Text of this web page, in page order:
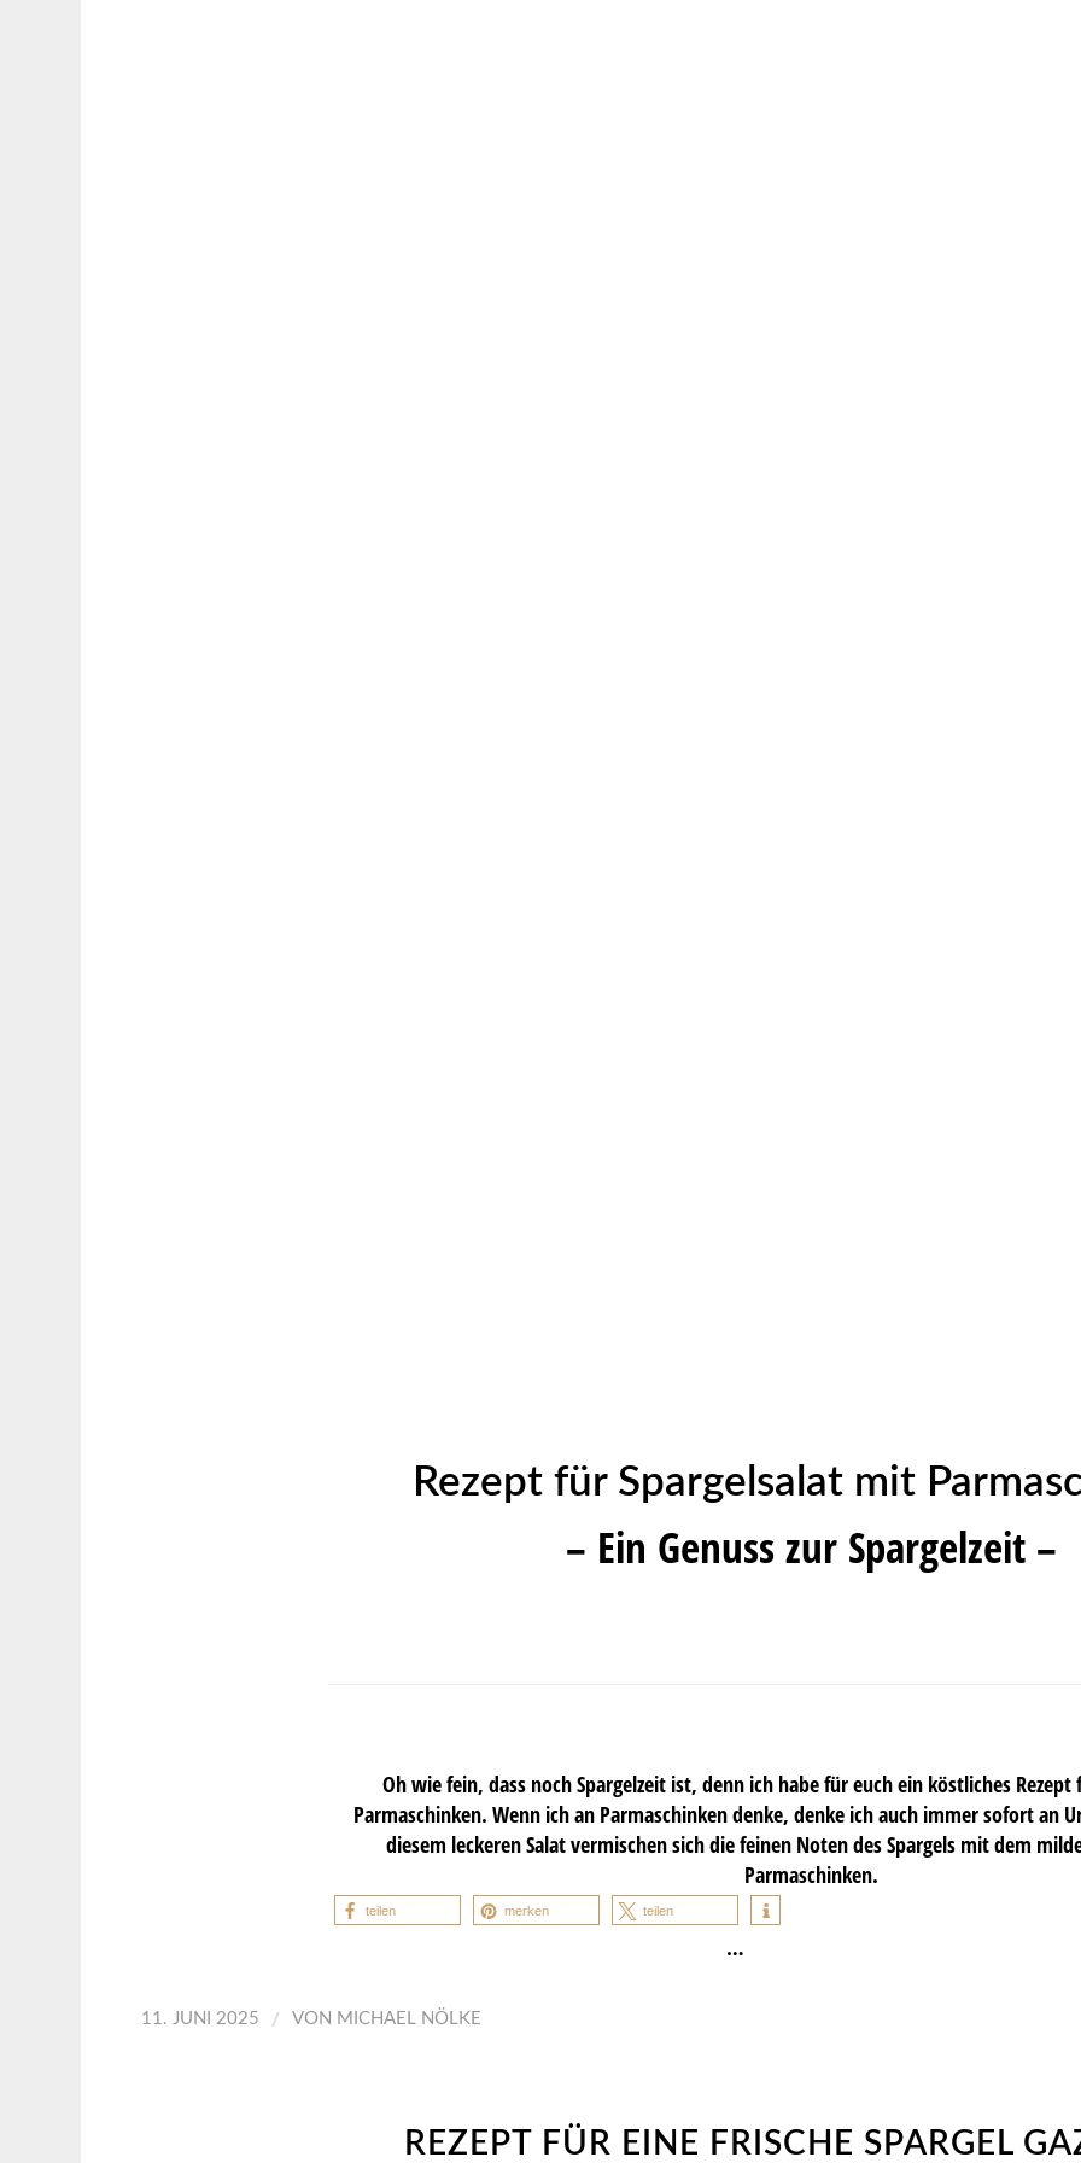
Rezept für Spargelsalat mit
– Ein Genuss zur Spargelzeit –
Oh wie fein, dass noch Spargelzeit ist, denn ich habe für euch ein köstliches
Parmaschinken. Wenn ich an Parmaschinken denke, denke ich auch immer sofort an
diesem leckeren Salat vermischen sich die feinen Noten des Spargels mit dem
Parmaschinken.
teilen merken teilen
…
11. JUNI 2025 / VON MICHAEL NÖLKE
REZEPT FÜR EINE FRISCHE SPARGEL